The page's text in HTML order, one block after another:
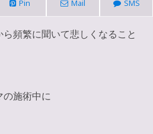
Pin Mail SMS
頻繁に聞いて悲しくなること
の施術中に